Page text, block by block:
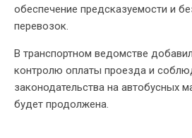
обеспечение предсказуемости и
перевозок.
В транспортном ведомстве
контролю оплаты проезда и
законодательства на автобусных
будет продолжена.